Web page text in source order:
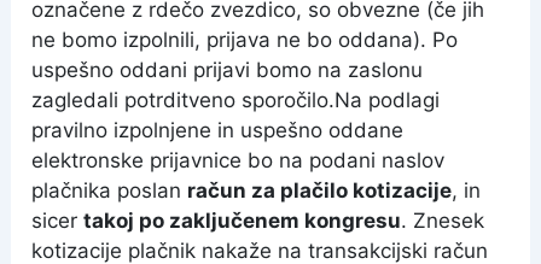
označene z rdečo zvezdico, so obvezne (če jih
ne bomo izpolnili, prijava ne bo oddana). Po
uspešno oddani prijavi bomo na zaslonu
zagledali potrditveno sporočilo.Na podlagi
pravilno izpolnjene in uspešno oddane
elektronske prijavnice bo na podani naslov
plačnika poslan račun za plačilo kotizacije, in
sicertakoj po zaključenem kongresu. Znesek
kotizacije plačnik nakaže na transakcijski račun